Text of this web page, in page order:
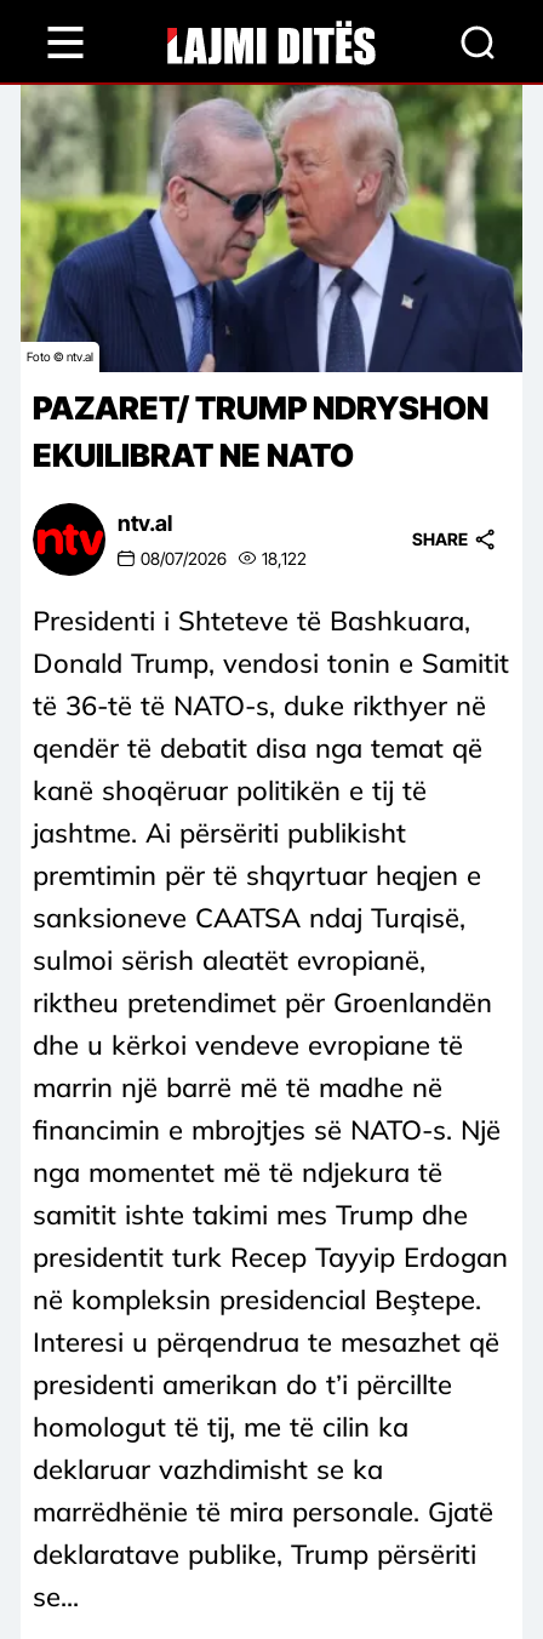
content
Foto © ntv.al
PAZARET/ TRUMP NDRYSHON
EKUILIBRAT NE NATO
ntv.al
08/07/2026 18,122
SHARE
Presidenti i Shteteve të Bashkuara,
Donald Trump, vendosi tonin e Samitit
të 36-të të NATO-s, duke rikthyer në
qendër të debatit disa nga temat që
kanë shoqëruar politikën e tij të
jashtme. Ai përsëriti publikisht
premtimin për të shqyrtuar heqjen e
sanksioneve CAATSA ndaj Turqisë,
sulmoi sërish aleatët evropianë,
riktheu pretendimet për Groenlandën
dhe u kërkoi vendeve evropiane të
marrin një barrë më të madhe në
financimin e mbrojtjes së NATO-s. Një
nga momentet më të ndjekura të
samitit ishte takimi mes Trump dhe
presidentit turk Recep Tayyip Erdogan
në kompleksin presidencial Beştepe.
Interesi u përqendrua te mesazhet që
presidenti amerikan do t’i përcillte
homologut të tij, me të cilin ka
deklaruar vazhdimisht se ka
marrëdhënie të mira personale. Gjatë
deklaratave publike, Trump përsëriti
se...